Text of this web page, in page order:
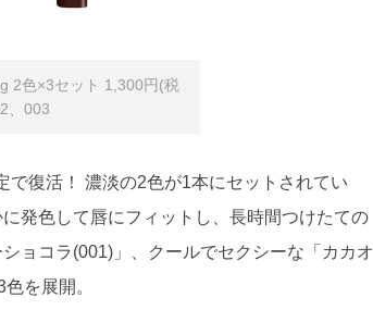
2色×3セット 1,300円(税
、003
で復活！ 濃淡の2色が1本にセットされてい
発色して唇にフィットし、長時間つけたての
ョコラ(001)」、クールでセクシーな「カカオ
を展開。